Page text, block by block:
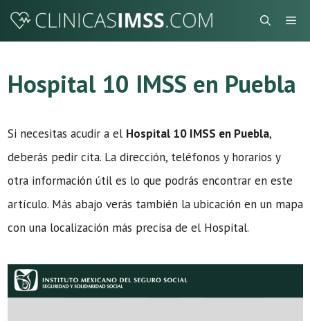
Saltar
Hospital 10 IMSS en Puebla
Si necesitas acudir a el Hospital 10 IMSS en Puebla,
deberás pedir cita. La dirección, teléfonos y horarios y
otra información útil es lo que podrás encontrar en este
artículo. Más abajo verás también la ubicación en un mapa
con una localización más precisa de el Hospital.